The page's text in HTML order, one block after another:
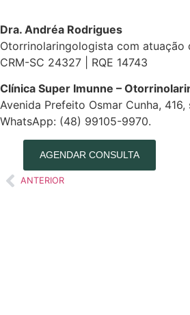
Dra. Andréa Rodrigues
Otorrinolaringologista com atuação
CRM-SC 24327 | RQE 14743
Clínica Super Imunne –
Avenida Prefeito Osmar Cunha,
WhatsApp: (48) 99105-9970.
AGENDAR CONSULTA
ANTERIOR